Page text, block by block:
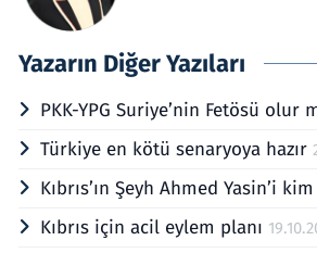
Yazarın Diğer Yazıları
PKK-YPG Suriye’nin Fetösü olur
Türkiye en kötü senaryoya hazır
Kıbrıs’ın Şeyh Ahmed Yasin’i
Kıbrıs için acil eylem planı